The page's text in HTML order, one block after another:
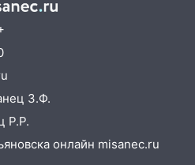
ожидается
при развороте
водитель
женщина и каждый
сталкиваются с
З.Ф.
Р.Р.
онлайн misanec.ru